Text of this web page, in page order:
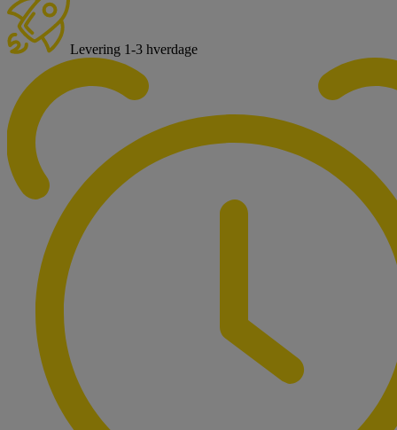
Levering 1-3 hverdage